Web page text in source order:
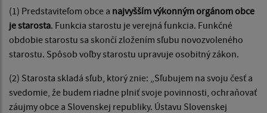
(1) Predstaviteľom obce a najvyšším výkonným orgánom obce
je starosta. Funkcia starostu je verejná funkcia. Funkčné
obdobie starostu sa skončí zložením sľubu novozvoleného
starostu. Spôsob voľby starostu upravuje osobitný zákon.
(2) Starosta skladá sľub, ktorý znie: „Sľubujem na svoju česť a
svedomie, že budem riadne plniť svoje povinnosti, ochraňovať
záujmy obce a Slovenskej republiky. Ústavu Slovenskej